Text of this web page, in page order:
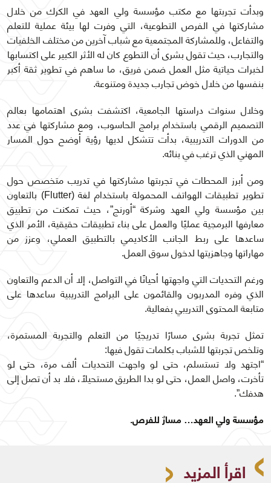
وبدأت تجربتها مع مكتب مؤسسة ولي العهد في الكرك من خلال
مشاركتها في الفرص التطوعية، التي وفرت لها بيئة عملية للتعلم
والتفاعل، وللمشاركة المجتمعية مع شباب آخرين من مختلف الخلفيات
والتجارب، حيث تقول بشرى أن التطوع كان له الأثر الكبير على اكتسابها
لخبرات حياتية مثل العمل ضمن فريق، ما ساهم في تطوير ثقة أكبر
بنفسها من خلال خوض تجارب جديدة ومتنوعة.
وخلال سنوات دراستها الجامعية، اكتشفت بشرى اهتمامها بعالم
التصميم الرقمي باستخدام برامج الحاسوب، ومع مشاركتها في عدد
من الدورات التدريبية، بدأت تتشكل لديها رؤية أوضح حول المسار
المهني الذي ترغب في بنائه.
ومن أبرز المحطات في تجربتها مشاركتها في تدريب متخصص حول
تطوير تطبيقات الهواتف المحمولة باستخدام لغة (Flutter) بالتعاون
بين مؤسسة ولي العهد وشركة “أورنج”، حيث تمكنت من تطبيق
معارفها البرمجية عمليًا والعمل على بناء تطبيقات حقيقية، الأمر الذي
ساعدها على ربط الجانب الأكاديمي بالتطبيق العملي، وعزز من
مهاراتها وجاهزيتها لدخول سوق العمل.
ورغم التحديات التي واجهتها أحيانًا في التواصل، إلا أن الدعم والتعاون
الذي وفره المدربون والقائمون على البرامج التدريبية ساعدها على
متابعة المحتوى التدريبي بفعالية.
تمثل تجربة بشرى مسارًا تدريجيًا من التعلم والتجربة المستمرة،
وتلخص تجربتها للشباب بكلمات تقول فيها:
“اجتهد ولا تستسلم، حتى لو واجهت التحديات ألف مرة، حتى لو
تأخرت، واصل العمل، حتى لو بدا الطريق مستحيلاً، فلا بد أن تصل إلى
هدفك”.
مؤسسة ولي العهد… مسارٌ للفرص.
اقرأ المزيد